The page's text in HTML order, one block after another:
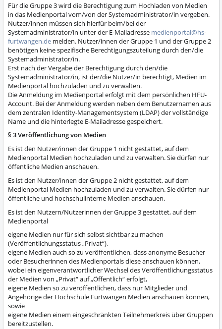
Für die Gruppe 3 wird die Berechtigung zum Hochladen von Medien
in das Medienportal vom/von der Systemadministrator/in vergeben.
Nutzer/innen müssen sich hierfür beim/bei der
Systemadministrator/in unter der E-Mailadresse medienportal@hs-
furtwangen.de melden. Nutzer/innen der Gruppe 1 und der Gruppe 2
benötigen keine spezifische Berechtigungszuteilung durch den/die
Systemadministrator/in.
Erst nach der Vergabe der Berechtigung durch den/die
Systemadministrator/in, ist der/die Nutzer/in berechtigt, Medien im
Medienportal hochzuladen und zu verwalten.
Die Anmeldung im Medienportal erfolgt mit dem persönlichen HFU-
Account. Bei der Anmeldung werden neben dem Benutzernamen aus
dem zentralen Identity-Managementsystem (LDAP) der vollständige
Name und die hinterlegte E-Mailadresse gespeichert.
§ 3 Veröffentlichung von Medien
Es ist den Nutzer/innen der Gruppe 1 nicht gestattet, auf dem
Medienportal Medien hochzuladen und zu verwalten. Sie dürfen nur
öffentliche Medien anschauen.
Es ist den Nutzer/innen der Gruppe 2 nicht gestattet, auf dem
Medienportal Medien hochzuladen und zu verwalten. Sie dürfen nur
öffentliche und hochschulinterne Medien anschauen.
Es ist den Nutzern/Nutzerinnen der Gruppe 3 gestattet, auf dem
Medienportal
eigene Medien nur für sich selbst sichtbar zu machen
(Veröffentlichungsstatus „Privat“),
eigene Medien auch so zu veröffentlichen, dass anonyme Besucher
oder Besucherinnen des Medienportals diese anschauen können,
wobei ein eigenverantwortlicher Wechsel des Veröffentlichungsstatus
der Medien von „Privat“ auf „Öffentlich“ erfolgt,
eigene Medien so zu veröffentlichen, dass nur Mitglieder und
Angehörige der Hochschule Furtwangen Medien anschauen können,
sowie
eigene Medien einem eingeschränkten Teilnehmerkreis über Gruppen
bereitzustellen.